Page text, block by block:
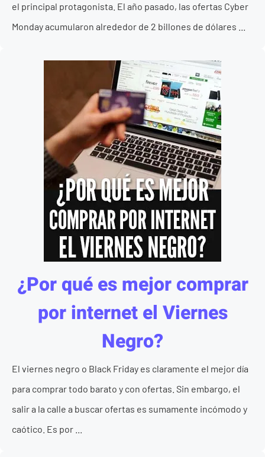
el principal protagonista. El año pasado, las ofertas Cyber
Monday acumularon alrededor de 2 billones de dólares ...
¿Por qué es mejor comprar
por internet el Viernes
Negro?
El viernes negro o Black Friday es claramente el mejor día
para comprar todo barato y con ofertas. Sin embargo, el
salir a la calle a buscar ofertas es sumamente incómodo y
caótico. Es por ...